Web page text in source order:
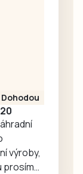
Píseckého
Dohodou
výroby,
prosím